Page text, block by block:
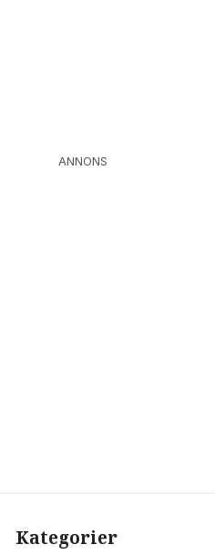
ANNONS
Kategorier